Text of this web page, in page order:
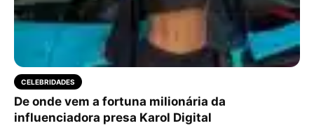
CELEBRIDADES
De onde vem a fortuna milionária da
influenciadora presa Karol Digital